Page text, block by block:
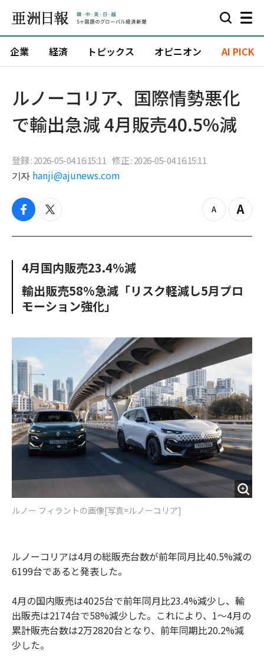
企業 経済 トピックス オピニオン AI PICK
ルノーコリア、国際情勢悪化
で輸出急減 4月販売40.5%減
登録 : 2026-05-04 16:15:11 修正 : 2026-05-04 16:15:11
기자 hanji@ajunews.com
f
c
o
k
t
i
e
z
o
Z
o
4月国内販売23.4%減
輸出販売58%急減「リスク軽減し5月プロ
モーション強化」
ルノー フィラントの画像[写真=ルノーコリア]
ルノーコリアは4月の総販売台数が前年同月比40.5%減の
6199台であると発表した。
4月の国内販売は4025台で前年同月比23.4%減少し、輸
出販売は2174台で58%減少した。これにより、1〜4月の
累計販売台数は2万2820台となり、前年同期比20.2%減
少した。